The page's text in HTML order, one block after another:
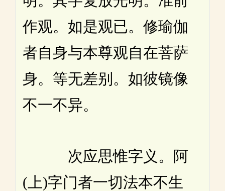
作观。如是观已。修瑜伽
者自身与本尊观自在菩萨
身。等无差别。如彼镜像
不一不异。
次应思惟字义。阿
(上)字门者一切法本不生